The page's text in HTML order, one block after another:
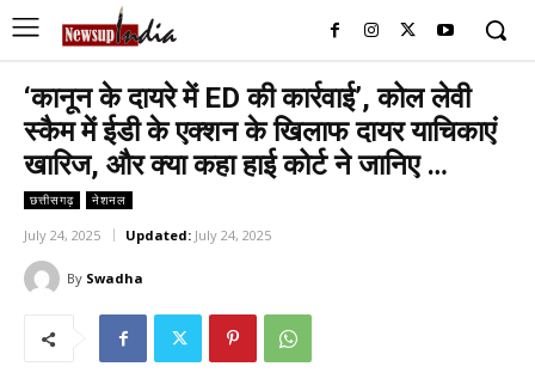
‘कानून के दायरे में ED की कार्रवाई’, कोल लेवी
स्कैम में ईडी के एक्शन के खिलाफ दायर याचिकाएं
खारिज, और क्या कहा हाई कोर्ट ने जानिए …
छत्तीसगढ़ नेशनल
July 24, 2025 Updated: July 24, 2025
By Swadha